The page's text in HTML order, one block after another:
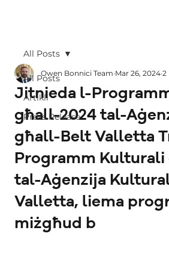
All Posts
Artikli
Press Release
All Posts
Jitnieda l-
għall-2024 tal-
għall-Belt Valletta
Programm
tal-Aġenzija
Valletta, liema
miżgħud b
Owen Bonnici Team Mar 26, 2024 2